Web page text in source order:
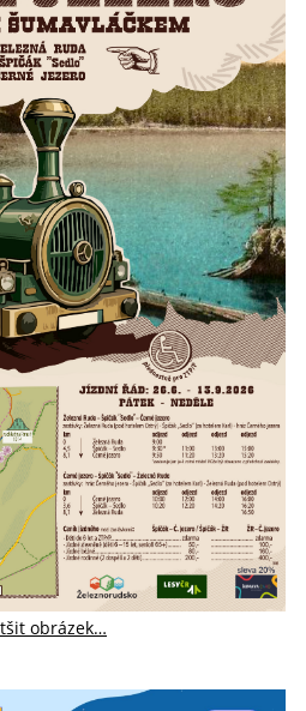
obrázek…